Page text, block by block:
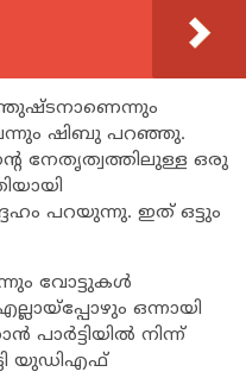
ഷിബു പറഞ്ഞു.
നേതൃത്വത്തിലുള്ള ഒരു
പറയുന്നു. ഇത് ഒട്ടും
വോട്ടുകള്‍
ഒന്നായി
നിന്ന്
യുഡിഎഫ്